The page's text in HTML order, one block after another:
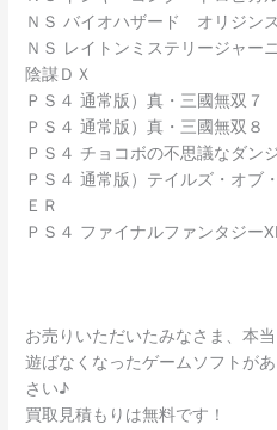
ＮＳ バイオハザード オリジン
ＮＳ レイトンミステリージャー
陰謀ＤＸ
ＰＳ４ 通常版）真・三國無双７
ＰＳ４ 通常版）真・三國無双８
ＰＳ４ チョコボの不思議なダン
ＰＳ４ 通常版）テイルズ・オ
ＥＲ
ＰＳ４ ファイナルファンタジ
お売りいただいたみなさま、本
遊ばなくなったゲームソフトが
さい♪
買取見積もりは無料です！